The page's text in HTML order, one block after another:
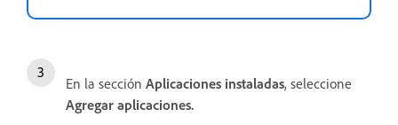
En la sección Aplicaciones instaladas, seleccione
Agregar aplicaciones.